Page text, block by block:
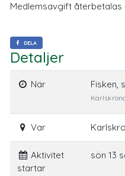
Medlemsavgift återbetalas
DELA
Detaljer
När Fisken,
Var
Aktivitet
startar
sön 13